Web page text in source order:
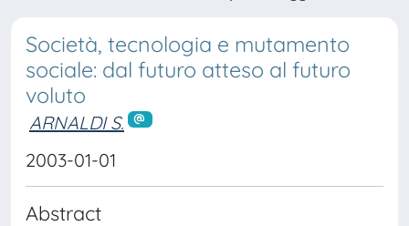
Società, tecnologia e mutamento
sociale: dal futuro atteso al futuro
voluto
ARNALDI S.
2003-01-01
Abstract